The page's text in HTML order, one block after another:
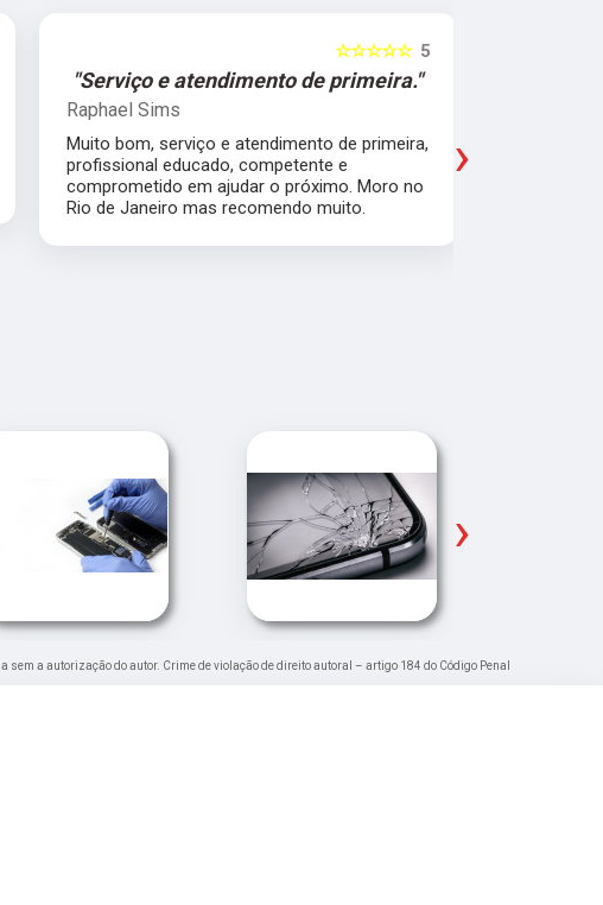
5
☆☆☆☆☆
"Serviço e atendimento de primeira."
Raphael Sims
Muito bom, serviço e atendimento de primeira,
profissional educado, competente e
comprometido em ajudar o próximo. Moro no
Rio de Janeiro mas recomendo muito.
›
›
a autorização do autor. Crime de violação de direito autoral – artigo 184 do Código Penal